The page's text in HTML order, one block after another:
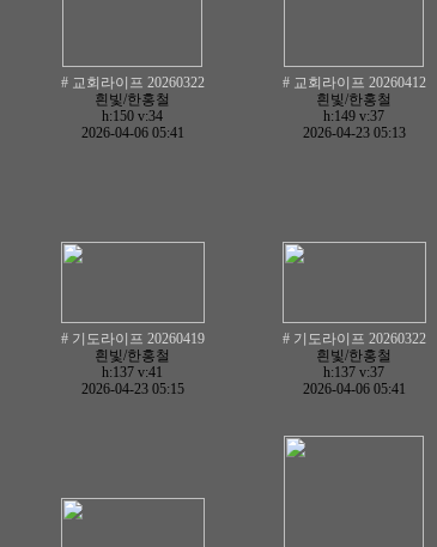
# 교회라이프 20260322
흰빛/한홍철
h:150 v:34
2026-04-06 05:41
# 교회라이프 20260412
흰빛/한홍철
h:149 v:37
2026-04-23 05:13
# 기도라이프 20260419
흰빛/한홍철
h:137 v:41
2026-04-23 05:15
# 기도라이프 20260322
흰빛/한홍철
h:137 v:37
2026-04-06 05:41